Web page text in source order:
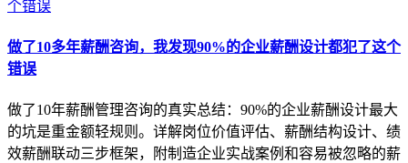
做了10多年薪酬咨询，我发现90%的企业薪酬设计都犯了这个
错误
做了10年薪酬管理咨询的真实总结：90%的企业薪酬设计最大
的坑是重金额轻规则。详解岗位价值评估、薪酬结构设计、绩
效薪酬联动三步框架，附制造企业实战案例和容易被忽略的薪